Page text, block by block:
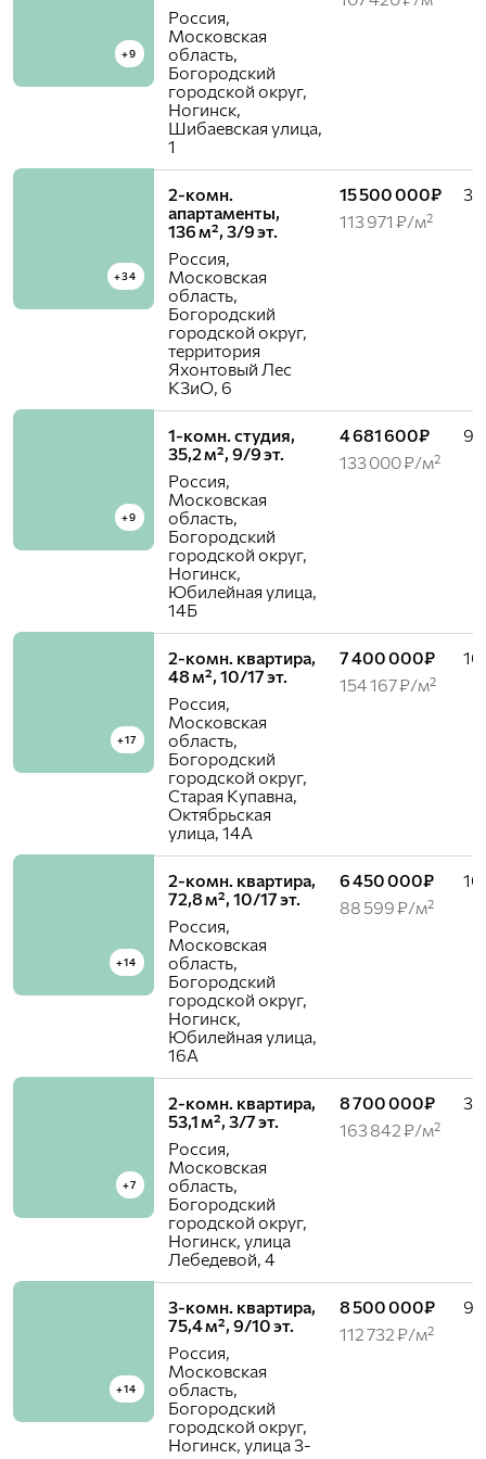
+9
Россия,
Московская
область,
Богородский
городской округ,
Ногинск,
Шибаевская улица,
1
+34
2-комн.
апартаменты,
136 м², 3/9 эт.
Россия,
Московская
область,
Богородский
городской округ,
территория
Яхонтовый Лес
КЗиО, 6
15 500 000₽
113 971 ₽/м²
3 /
+9
1-комн. студия,
35,2 м², 9/9 эт.
Россия,
Московская
область,
Богородский
городской округ,
Ногинск,
Юбилейная улица,
14Б
4 681 600₽
133 000 ₽/м²
9 /
+17
2-комн. квартира,
48 м², 10/17 эт.
Россия,
Московская
область,
Богородский
городской округ,
Старая Купавна,
Октябрьская
улица, 14А
7 400 000₽
154 167 ₽/м²
10
+14
2-комн. квартира,
72,8 м², 10/17 эт.
Россия,
Московская
область,
Богородский
городской округ,
Ногинск,
Юбилейная улица,
16А
6 450 000₽
88 599 ₽/м²
10
+7
2-комн. квартира,
53,1 м², 3/7 эт.
Россия,
Московская
область,
Богородский
городской округ,
Ногинск, улица
Лебедевой, 4
8 700 000₽
163 842 ₽/м²
3 /
+14
3-комн. квартира,
75,4 м², 9/10 эт.
Россия,
Московская
область,
Богородский
городской округ,
Ногинск, улица 3-
8 500 000₽
112 732 ₽/м²
9 /